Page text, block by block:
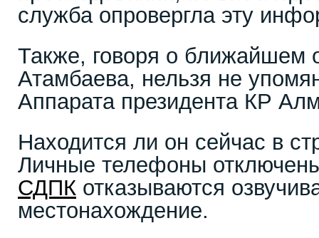
служба опровергла эту
Также, говоря о ближайшем
Атамбаева, нельзя не
Аппарата президента КР
Находится ли он сейчас в
Личные телефоны
СДПК отказываются
местонахождение.